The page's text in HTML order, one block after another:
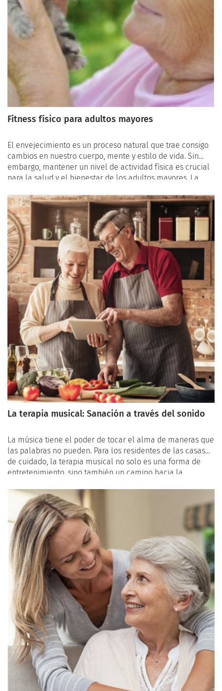
Fitness físico para adultos mayores
El envejecimiento es un proceso natural que trae consigo
cambios en nuestro cuerpo, mente y estilo de vida. Sin
embargo, mantener un nivel de actividad física es crucial
para la salud y el bienestar de los adultos mayores. La
participación en programas de movimiento diseñados
específicamente para seniors pueden mejorar
significativamente la calidad de vida, prevenir
enfermedades y promover la independencia.
La terapia musical: Sanación a través del sonido
La música tiene el poder de tocar el alma de maneras que
las palabras no pueden. Para los residentes de las casas
de cuidado, la terapia musical no solo es una forma de
entretenimiento, sino también un camino hacia la
artículo, exploramos cómo la terapia musical está
transformando vidas en las residencias de ancianos, con
un enfoque especial en un hogar de cuidado que ha
implementado un programa exitoso de terapia musical.